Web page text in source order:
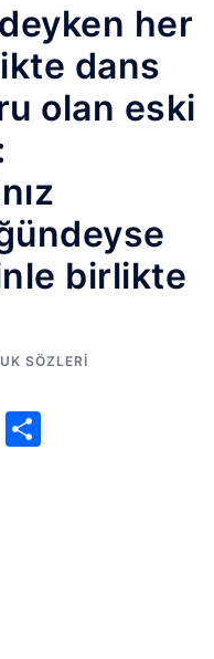
her
dans
olan eski
birlikte
SÖZLERI
Copy